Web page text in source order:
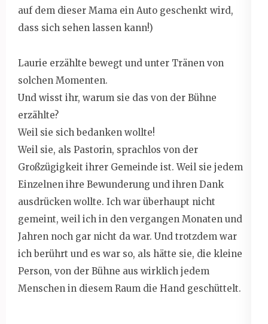
auf dem dieser Mama ein Auto geschenkt wird,
dass sich sehen lassen kann!)
Laurie erzählte bewegt und unter Tränen von
solchen Momenten.
Und wisst ihr, warum sie das von der Bühne
erzählte?
Weil sie sich bedanken wollte!
Weil sie, als Pastorin, sprachlos von der
Großzügigkeit ihrer Gemeinde ist. Weil sie jedem
Einzelnen ihre Bewunderung und ihren Dank
ausdrücken wollte. Ich war überhaupt nicht
gemeint, weil ich in den vergangen Monaten und
Jahren noch gar nicht da war. Und trotzdem war
ich berührt und es war so, als hätte sie, die kleine
Person, von der Bühne aus wirklich jedem
Menschen in diesem Raum die Hand geschüttelt.